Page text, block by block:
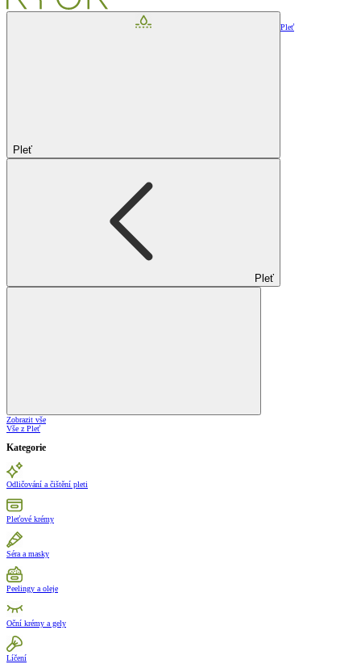
Pleť
Pleť
Pleť
Zobrazit vše
Vše z Pleť
Kategorie
Odličování a čištění pleti
Pleťové krémy
Séra a masky
Peelingy a oleje
Oční krémy a gely
Líčení